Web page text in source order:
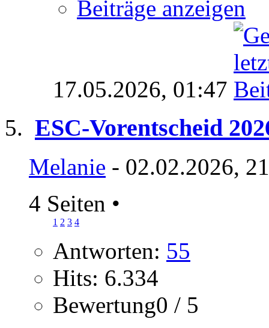
Beiträge anzeigen
17.05.2026, 01:47
ESC-Vorentscheid
Melanie - 02.02.2026,
4 Seiten •
1 2 3 4
Antworten: 55
Hits: 6.334
Bewertung0 / 5